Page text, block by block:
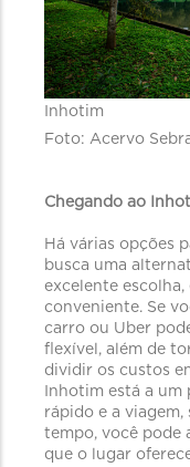
Inhotim
Foto: Acervo
Chegando ao
Há várias opções
busca uma
excelente
conveniente. Se
carro ou Uber
flexível, além de
dividir os custos
Inhotim está a
rápido e a viagem,
tempo, você pode
que o lugar